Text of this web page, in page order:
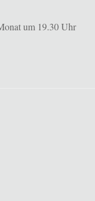
um 19.30 Uhr